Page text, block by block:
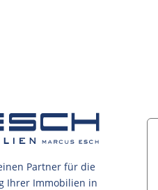
Partner für die
Ihrer Immobilien in